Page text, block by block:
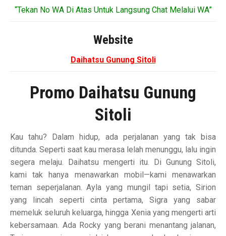
“Tekan No WA Di Atas Untuk Langsung Chat Melalui WA”
Website
Daihatsu Gunung Sitoli
Promo Daihatsu Gunung
Sitoli
Kau tahu? Dalam hidup, ada perjalanan yang tak bisa
ditunda. Seperti saat kau merasa lelah menunggu, lalu ingin
segera melaju. Daihatsu mengerti itu. Di Gunung Sitoli,
kami tak hanya menawarkan mobil—kami menawarkan
teman seperjalanan. Ayla yang mungil tapi setia, Sirion
yang lincah seperti cinta pertama, Sigra yang sabar
memeluk seluruh keluarga, hingga Xenia yang mengerti arti
kebersamaan. Ada Rocky yang berani menantang jalanan,